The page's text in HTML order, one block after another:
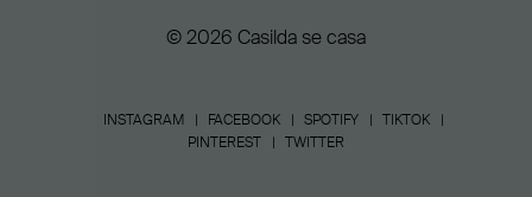
© 2026 Casilda se casa
INSTAGRAM FACEBOOK SPOTIFY
TIKTOK
PINTEREST
TWITTER